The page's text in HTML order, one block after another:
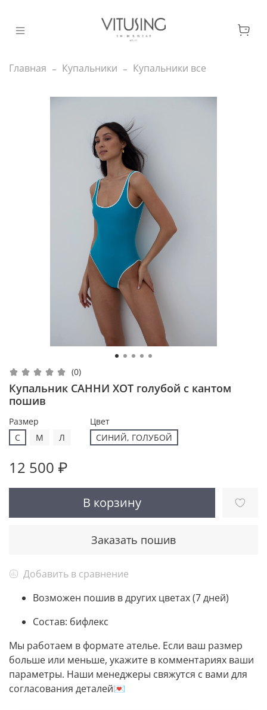
Главная Купальники Купальники все
(0)
Купальник САННИ ХОТ голубой с кантом
пошив
Размер
С
M Л
Цвет
СИНИЙ, ГОЛУБОЙ
12 500 ₽
В корзину
Заказать пошив
Добавить в сравнение
Возможен пошив в других цветах (7 дней)
Состав: бифлекс
Мы работаем в формате ателье. Если ваш размер
больше или меньше, укажите в комментариях ваши
параметры. Наши менеджеры свяжутся с вами для
согласования деталей💌